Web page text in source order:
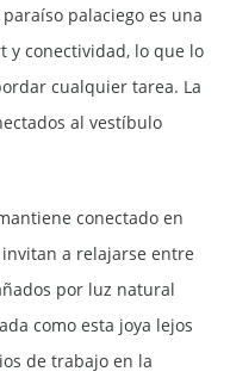
paraíso palaciego es una
y conectividad, lo que lo
cualquier tarea. La
al vestíbulo
conectado en
a relajarse entre
por luz natural
como esta joya lejos
de trabajo en la